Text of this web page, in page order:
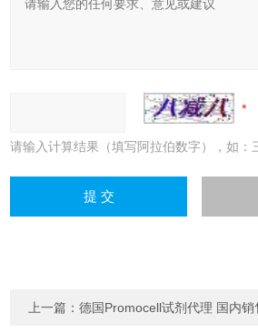
请输入计算结果（填写阿拉伯数字），如：
上一篇：德国Promocell试剂代理 国内销